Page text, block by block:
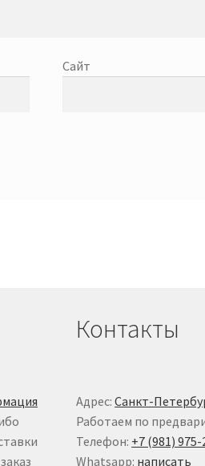
Сайт
Контакты
Адрес:Санкт-
Работаем по
Телефон: +7 (981)
Whatsapp: написать